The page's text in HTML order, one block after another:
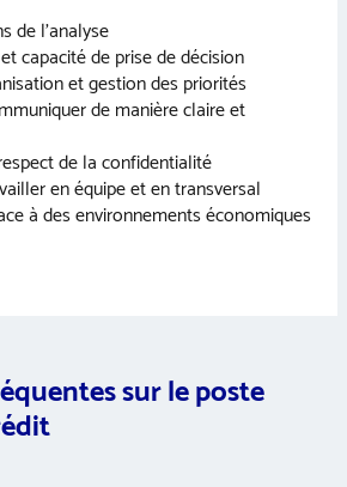
de l’analyse
capacité de prise de décision
et gestion des priorités
de manière claire et
de la confidentialité
en équipe et en transversal
à des environnements économiques
sur le poste